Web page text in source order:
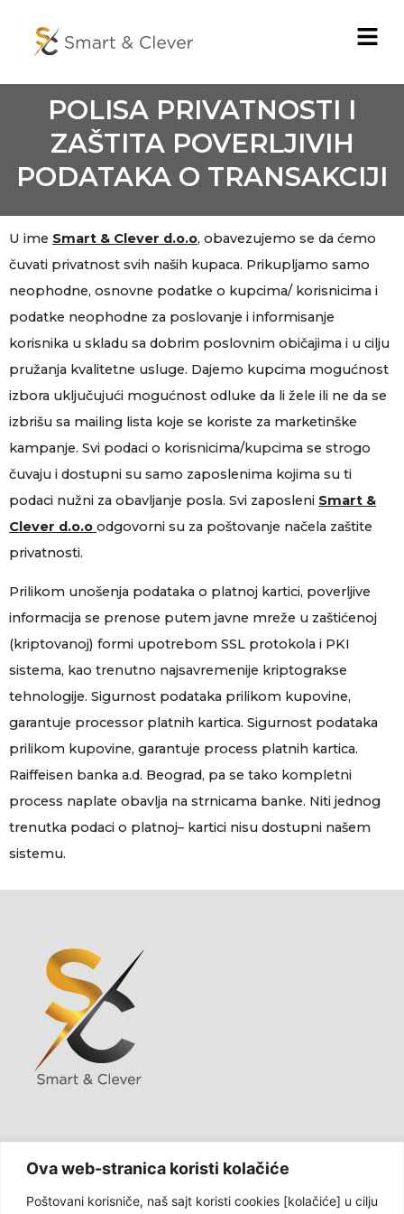
Ova web-stranica koristi kolačiće
Poštovani korisniče, naš sajt koristi cookies [kolačiće] u cilju
sadržaj
Menu
POLISA PRIVATNOSTI I
ZAŠTITA POVERLJIVIH
PODATAKA O TRANSAKCIJI
U ime Smart & Clever d.o.o, obavezujemo se da ćemo
čuvati privatnost svih naših kupaca. Prikupljamo samo
neophodne, osnovne podatke o kupcima/ korisnicima i
podatke neophodne za poslovanje i informisanje
korisnika u skladu sa dobrim poslovnim običajima i u cilju
pružanja kvalitetne usluge. Dajemo kupcima mogućnost
izbora uključujući mogućnost odluke da li žele ili ne da se
izbrišu sa mailing lista koje se koriste za marketinške
kampanje. Svi podaci o korisnicima/kupcima se strogo
čuvaju i dostupni su samo zaposlenima kojima su ti
podaci nužni za obavljanje posla. Svi zaposleni Smart &
Clever d.o.o odgovorni su za poštovanje načela zaštite
privatnosti.
Prilikom unošenja podataka o platnoj kartici, poverljive
informacija se prenose putem javne mreže u zaštićenoj
(kriptovanoj) formi upotrebom SSL protokola i PKI
sistema, kao trenutno najsavremenije kriptograkse
tehnologije. Sigurnost podataka prilikom kupovine,
garantuje processor platnih kartica. Sigurnost podataka
prilikom kupovine, garantuje process platnih kartica.
Raiffeisen banka a.d. Beograd, pa se tako kompletni
process naplate obavlja na strnicama banke. Niti jednog
trenutka podaci o platnoj– kartici nisu dostupni našem
sistemu.
KONTAKT